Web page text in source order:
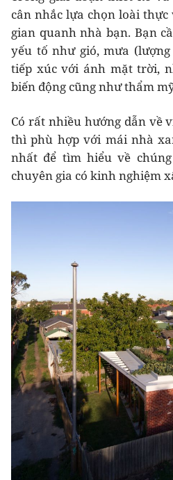
cân nhắc lựa chọn loài
gian quanh nhà bạn. Bạn
yếu tố như gió, mưa
tiếp xúc với ánh mặt trời,
biến động cũng như thẩm
Có rất nhiều hướng dẫn về
thì phù hợp với mái nhà
nhất để tìm hiểu về
chuyên gia có kinh nghiệm